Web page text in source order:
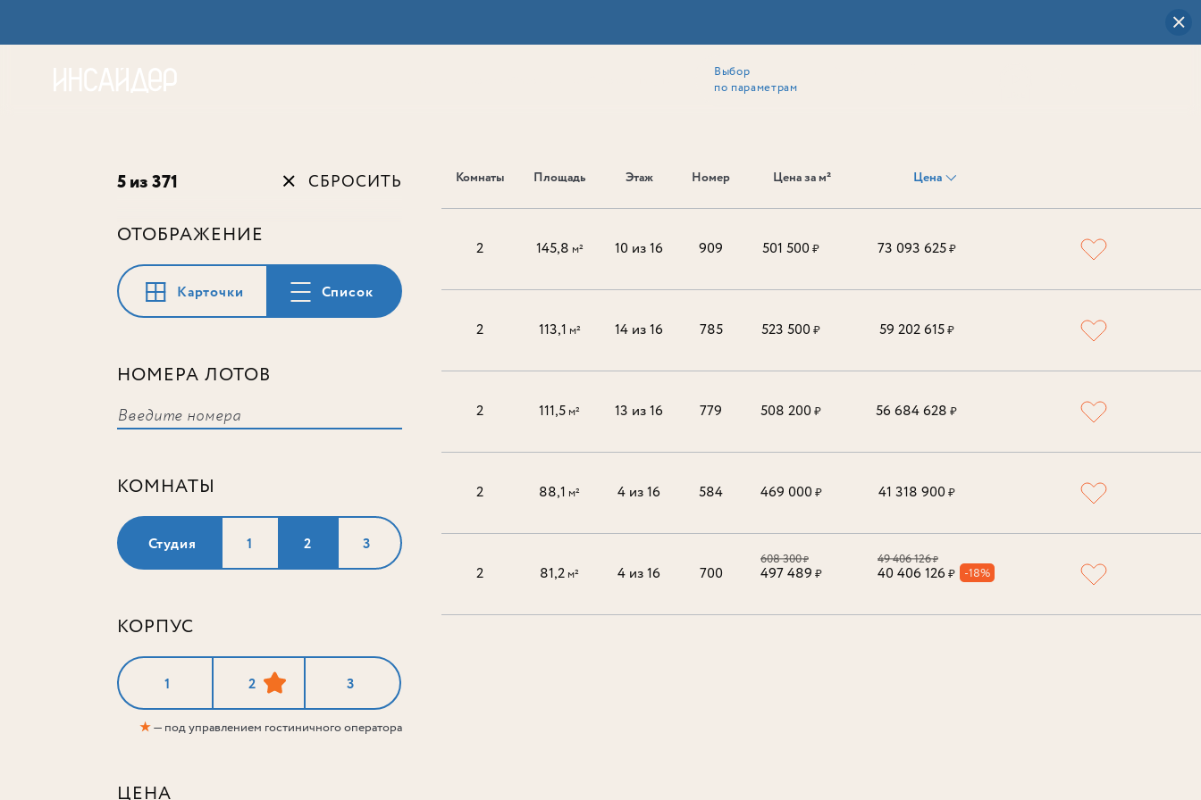
Выбор
по параметрам
5 из 371 СБРОСИТЬ
ОТОБРАЖЕНИЕ
Карточки Список
НОМЕРА ЛОТОВ
КОМНАТЫ
Студия 1 2 3
КОРПУС
1 2 3
★— под управлением гостиничного оператора
ЦЕНА
Комнаты Площадь Этаж Номер Цена за м² Цена
2 145,8 м² 10 из 16 909 501 500₽ 73 093 625₽
2 113,1 м² 14 из 16 785 523 500₽ 59 202 615₽
2 111,5 м² 13 из 16 779 508 200₽ 56 684 628 ₽
2 88,1 м² 4 из 16 584 469 000₽ 41 318 900₽
2 81,2 м² 4 из 16 700
608 300₽
497 489 ₽
49 406 126₽
40 406 126₽ -18%